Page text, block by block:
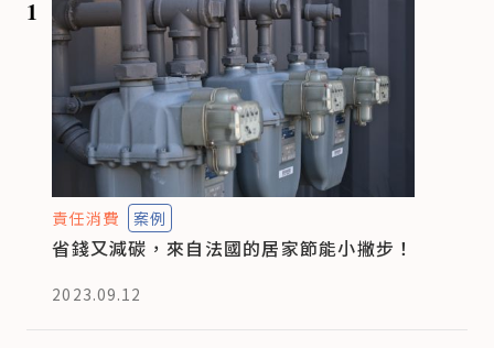
1
責任消費 案例
省錢又減碳，來自法國的居家節能小撇步！
2023.09.12